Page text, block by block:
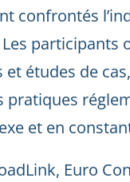
confrontés
participants
études de
et en
Euro